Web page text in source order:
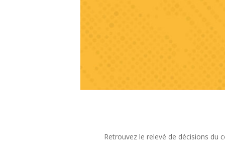
Retrouvez le relevé de décisions du